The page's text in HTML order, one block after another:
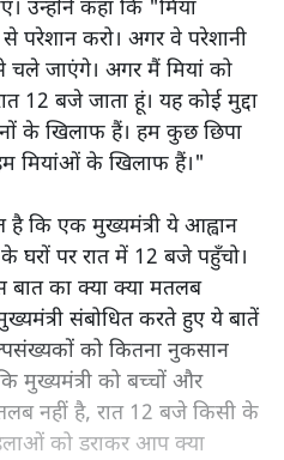
उन्होंने कहा कि "मियां
परेशान करो। अगर वे परेशानी
जाएंगे। अगर मैं मियां को
12 बजे जाता हूं। यह कोई मुद्दा
के खिलाफ हैं। हम कुछ छिपा
मियांओं के खिलाफ हैं।"
है कि एक मुख्यमंत्री ये आह्वान
घरों पर रात में 12 बजे पहुँचो।
का क्या क्या मतलब
संबोधित करते हुए ये बातें
को कितना नुकसान
मुख्यमंत्री को बच्चों और
नहीं है, रात 12 बजे किसी के
को डराकर आप क्या